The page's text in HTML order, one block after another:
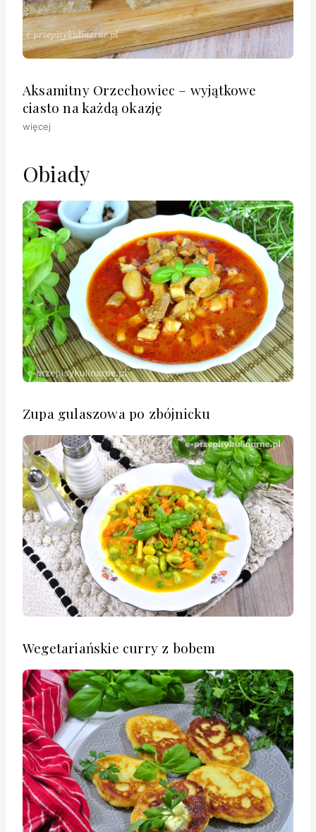
Aksamitny Orzechowiec – wyjątkowe
ciasto na każdą okazję
więcej
Obiady
Zupa gulaszowa po zbójnicku
Wegetariańskie curry z bobem